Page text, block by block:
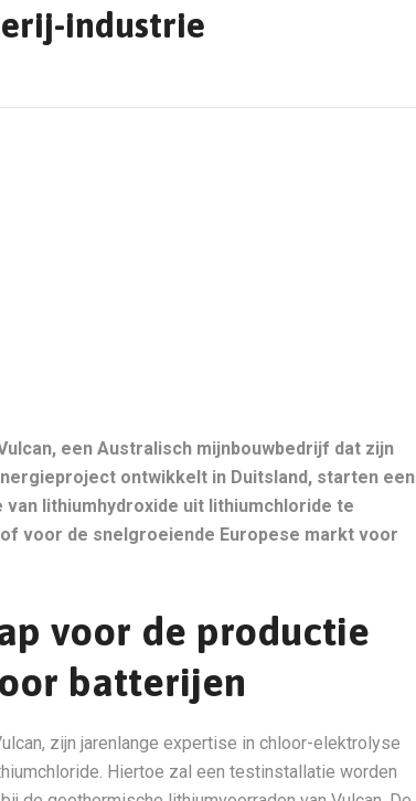
industrie
een Australisch mijnbouwbedrijf dat zijn
ontwikkelt in Duitsland, starten een
lithiumhydroxide uit lithiumchloride te
voor de snelgroeiende Europese markt voor
voor de productie
batterijen
zijn jarenlange expertise in chloor-elektrolyse
Hiertoe zal een testinstallatie worden